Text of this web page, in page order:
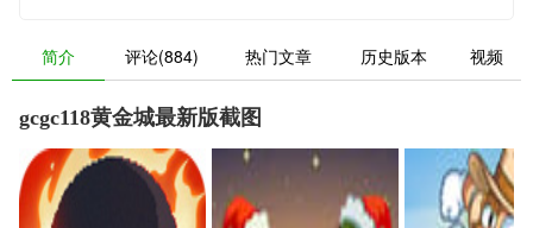
简介 评论(884) 热门文章 历史版本 视频
gcgc118黄金城最新版截图